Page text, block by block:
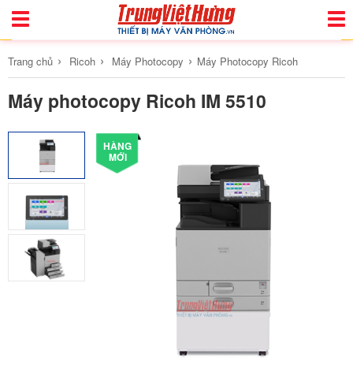
Toggle
Trang chủ › Ricoh › Máy Photocopy › Máy Photocopy Ricoh
Máy photocopy Ricoh IM 5510
HÀNG
MỚI